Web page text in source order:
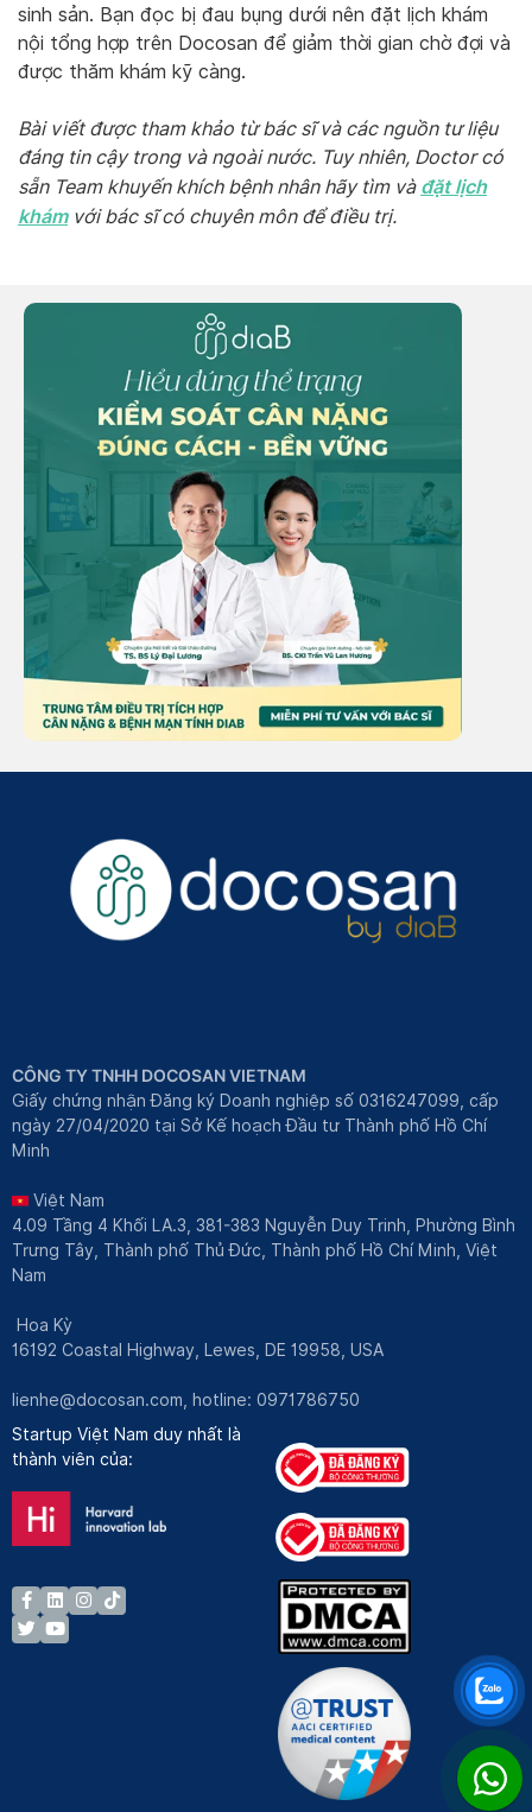
sinh sản. Bạn đọc bị đau bụng dưới nên đặt lịch khám
nội tổng hợp trên Docosan để giảm thời gian chờ đợi và
được thăm khám kỹ càng.
Bài viết được tham khảo từ bác sĩ và các nguồn tư liệu
đáng tin cậy trong và ngoài nước. Tuy nhiên, Doctor có
sẵn Team khuyến khích bệnh nhân hãy tìm và đặt lịch
khámvới bác sĩ có chuyên môn để điều trị.
CÔNG TY TNHH DOCOSAN VIETNAM
Giấy chứng nhận Đăng ký Doanh nghiệp số 0316247099, cấp
ngày 27/04/2020 tại Sở Kế hoạch Đầu tư Thành phố Hồ Chí
Minh
Việt Nam
4.09 Tầng 4 Khối LA.3, 381-383 Nguyễn Duy Trinh, Phường Bình
Trưng Tây, Thành phố Thủ Đức, Thành phố Hồ Chí Minh, Việt
Nam
Hoa Kỳ
16192 Coastal Highway, Lewes, DE 19958, USA
lienhe@docosan.com , hotline: 0971786750
Startup Việt Nam duy nhất là
thành viên của: